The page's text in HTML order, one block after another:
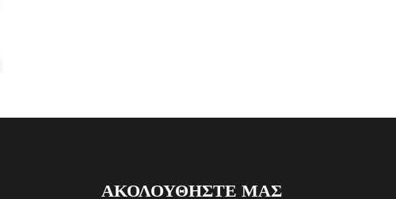
ΑΚΟΛΟΥΘΗΣΤΕ ΜΑΣ